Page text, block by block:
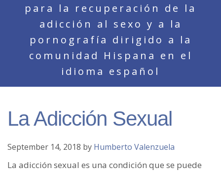
para la recuperación de la
adicción al sexo y a la
pornografía dirigido a la
comunidad Hispana en el
idioma español
La Adicción Sexual
September 14, 2018 by Humberto Valenzuela
La adicción sexual es una condición que se puede